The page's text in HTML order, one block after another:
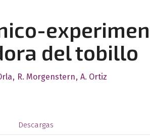
del tobillo
R. Morgenstern A. Ortiz
Descargas